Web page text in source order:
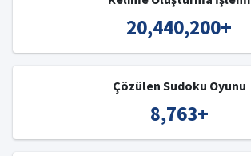
20,440,200+
Çözülen Sudoku Oyunu
8,763+